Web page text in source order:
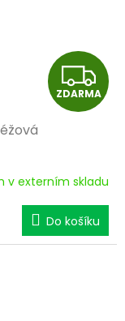
Z
D
R
M
A
ZDARMA
v externím skladu
Do košíku